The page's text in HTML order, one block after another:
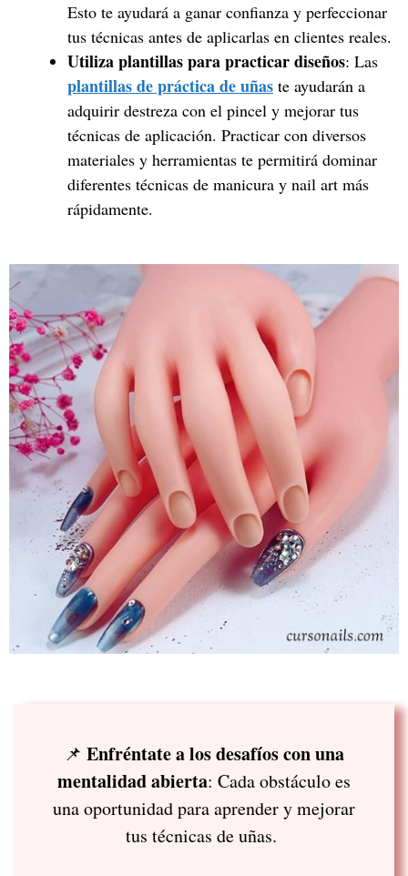
Esto te ayudará a ganar confianza y perfeccionar
tus técnicas antes de aplicarlas en clientes reales.
Utiliza plantillas para practicar diseños: Las
plantillas de práctica de uñas te ayudarán a
adquirir destreza con el pincel y mejorar tus
técnicas de aplicación. Practicar con diversos
materiales y herramientas te permitirá dominar
diferentes técnicas de manicura y nail art más
rápidamente.
📌 Enfréntate a los desafíos con una
mentalidad abierta: Cada obstáculo es
una oportunidad para aprender y mejorar
tus técnicas de uñas.